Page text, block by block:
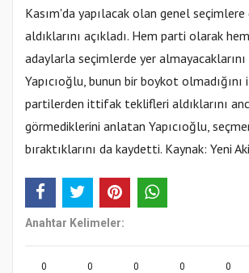
Kasım'da yapılacak olan genel seçimlere
aldıklarını açıkladı. Hem parti olarak
adaylarla seçimlerde yer almayacaklarını
Yapıcıoğlu, bunun bir boykot
partilerden ittifak teklifleri aldıklarını
görmediklerini anlatan Yapıcıoğlu,
bıraktıklarını da kaydetti. Kaynak: Yeni
Anahtar Kelimeler:
0 0 0 0 0